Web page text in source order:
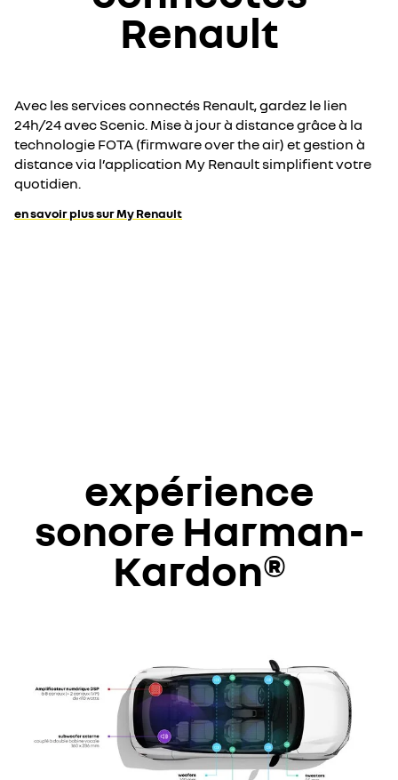
Renault
Avec les services connectés Renault, gardez le lien
24h/24 avec Scenic. Mise à jour à distance grâce à la
technologie FOTA (firmware over the air) et gestion à
distance via l’application My Renault simplifient votre
quotidien.
en savoir plus sur My Renault
expérience
sonore Harman-
Kardon®